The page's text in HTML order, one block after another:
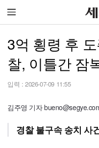
3억 횡령 후
찰, 이틀간 잠
입력 : 2026-07-09 11:55
김주영 기자
경찰 불구속 송치 사